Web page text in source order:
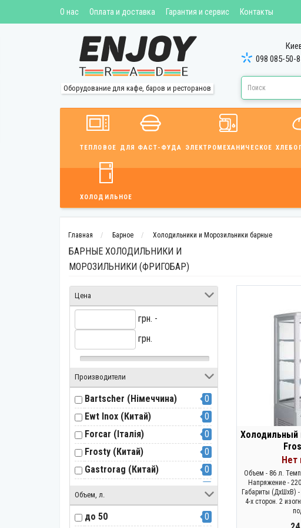
О нас Оплата и доставка Гарантия и сервис Контакты
Оборудование для кафе, баров и ресторанов
098 085-50-
ТЕПЛОВОЕ ДЛЯ ФАСТ-ФУДА ЭЛЕКТРОМЕХАНИЧЕСКОЕ
ХОЛОДИЛЬНОЕ
Главная Барное Холодильники и Морозильники барные
БАРНЫЕ ХОЛОДИЛЬНИКИ И
МОРОЗИЛЬНИКИ (ФРИГОБАР)
Цена
грн. -
грн.
Производители
Bartscher (Німеччина)
0
Ewt Inox (Китай)
0
Forcar (Італія)
0
Frosty (Китай)
0
Gastrorag (Китай)
0
Gooder (Китай)
0
GoodFood (Китай)
0
Объем, л.
до 50 0
Холодильный
Нет
Объем - 86 л.
Напряжение -
Габариты (ДхШхВ)
4-х сторон. 2